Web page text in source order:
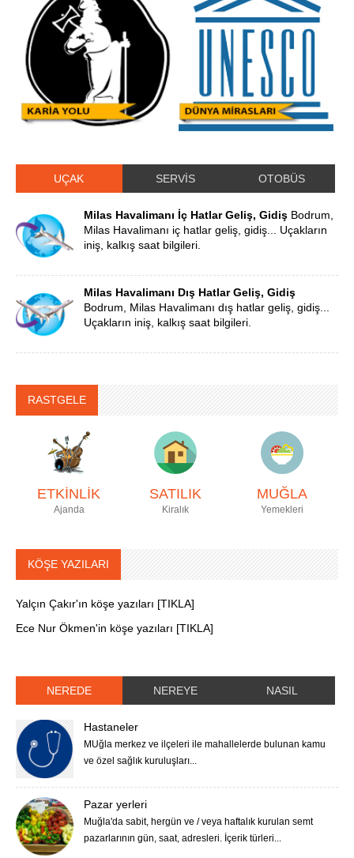
UÇAK SERVİS OTOBÜS
Milas Havalimanı İç Hatlar Geliş, Gidiş Bodrum,
Milas Havalimanı iç hatlar geliş, gidiş... Uçakların
iniş, kalkış saat bilgileri.
Milas Havalimanı Dış Hatlar Geliş, Gidiş
Bodrum, Milas Havalimanı dış hatlar geliş, gidiş...
Uçakların iniş, kalkış saat bilgileri.
RASTGELE
ETKİNLİK
Ajanda
SATILIK
Kiralık
MUĞLA
Yemekleri
KÖŞE YAZILARI
Yalçın Çakır'ın köşe yazıları [TIKLA]
Ece Nur Ökmen'in köşe yazıları [TIKLA]
NEREDE NEREYE NASIL
Hastaneler
MUğla merkez ve ilçeleri ile mahallelerde bulunan kamu
ve özel sağlık kuruluşları...
Pazar yerleri
Muğla'da sabit, hergün ve / veya haftalık kurulan semt
pazarlarının gün, saat, adresleri. İçerik türleri...